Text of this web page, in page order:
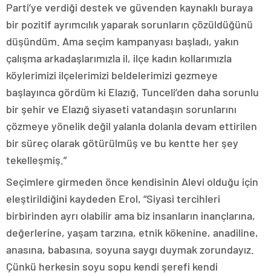
Parti’ye verdiği destek ve güvenden kaynaklı buraya
bir pozitif ayrımcılık yaparak sorunların çözüldüğünü
düşündüm. Ama seçim kampanyası başladı, yakın
çalışma arkadaşlarımızla il, ilçe kadın kollarımızla
köylerimizi ilçelerimizi beldelerimizi gezmeye
başlayınca gördüm ki Elazığ, Tunceli’den daha sorunlu
bir şehir ve Elazığ siyaseti vatandaşın sorunlarını
çözmeye yönelik değil yalanla dolanla devam ettirilen
bir süreç olarak götürülmüş ve bu kentte her şey
tekelleşmiş.”
Seçimlere girmeden önce kendisinin Alevi olduğu için
eleştirildiğini kaydeden Erol, “Siyasi tercihleri
birbirinden ayrı olabilir ama biz insanların inançlarına,
değerlerine, yaşam tarzına, etnik kökenine, anadiline,
anasına, babasına, soyuna saygı duymak zorundayız.
Çünkü herkesin soyu sopu kendi şerefi kendi